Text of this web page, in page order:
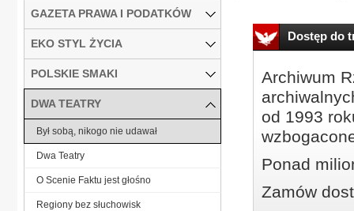
Dostęp do
Archiwum
od 1993
Ponad
Zamów
GAZETA PRAWA I PODATKÓW
EKO STYL ŻYCIA
POLSKIE SMAKI
DWA TEATRY
Był sobą, nikogo nie udawał
Dwa Teatry
O Scenie Faktu jest głośno
Regiony bez słuchowisk